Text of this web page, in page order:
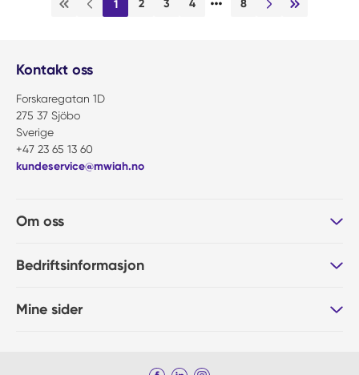
Første sideForrige side
1 2 3 4 8
Neste sideSiste side
Kontakt oss
Forskaregatan 1D
275 37 Sjöbo
Sverige
+47 23 65 13 60
kundeservice@mwiah.no
Om oss
Bedriftsinformasjon
Mine sider